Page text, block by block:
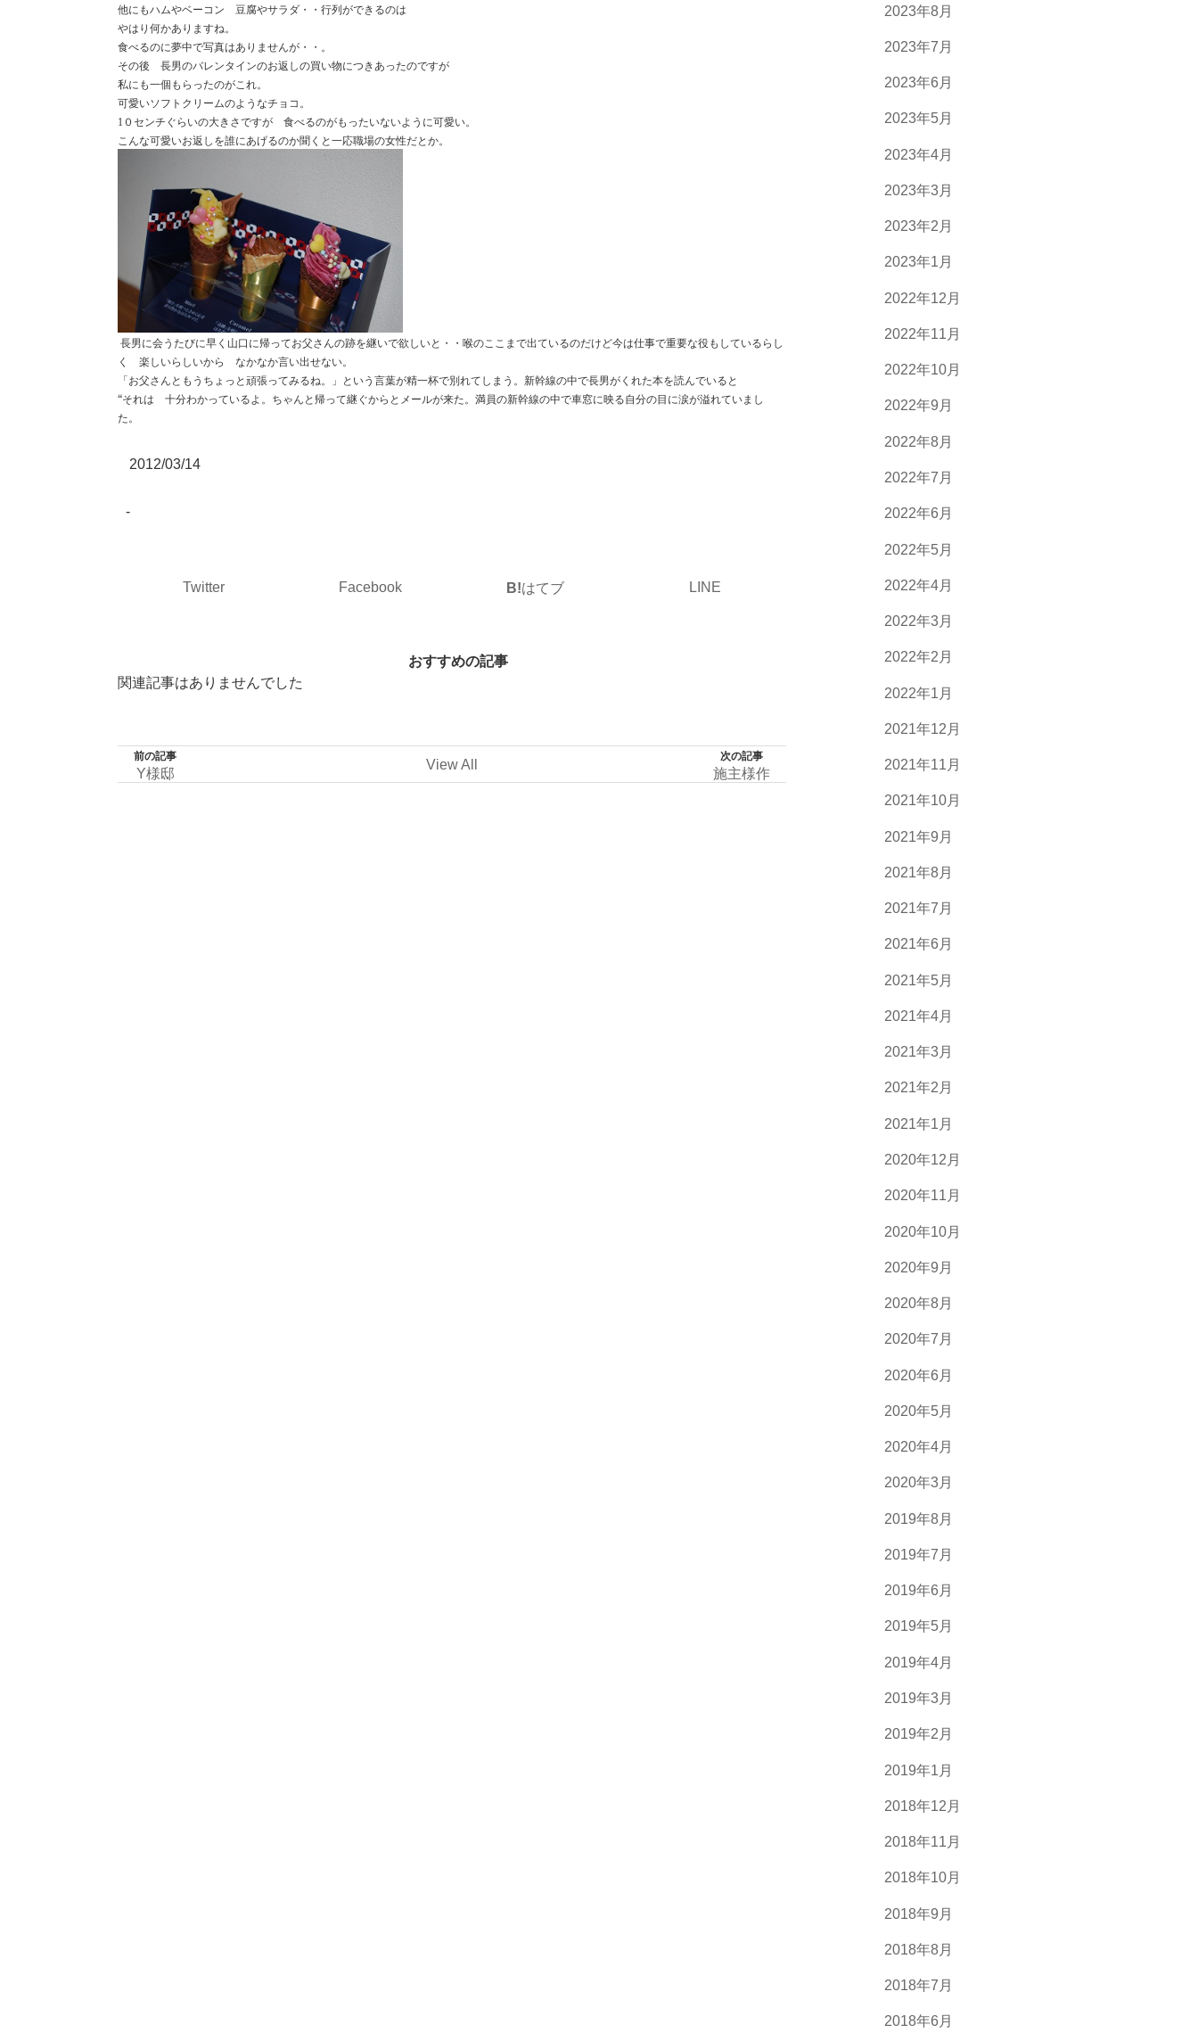
他にもハムやベーコン 豆腐やサラダ・・行列ができるのは
やはり何かありますね。
食べるのに夢中で写真はありませんが・・。
その後 長男のバレンタインのお返しの買い物につきあったのですが
私にも一個もらったのがこれ。
可愛いソフトクリームのようなチョコ。
1 ０センチぐらいの大きさですが 食べるのがもったいないように可愛い。
こんな可愛いお返しを誰にあげるのか聞くと一応職場の女性だとか。
長男に会うたびに早く山口に帰ってお父さんの跡を継いで欲しいと・・喉のここまで出ているのだけど今は仕事で重要な役もしているらし
く 楽しいらしいから なかなか言い出せない。
「お父さんともうちょっと頑張ってみるね。」という言葉が精一杯で別れてしまう。 新幹線の中で長男がくれた本を読んでいると
“それは 十分わかっているよ。ちゃんと帰って継ぐからとメールが来た。 満員の新幹線の中で車窓に映る自分の目に涙が溢れていまし
た。
2012/03/14
-
Twitter Facebook B!はてブ LINE
おすすめの記事
関連記事はありませんでした
前の記事
Y様邸
View All
次の記事
施主様作
2023年8月
2023年7月
2023年6月
2023年5月
2023年4月
2023年3月
2023年2月
2023年1月
2022年12月
2022年11月
2022年10月
2022年9月
2022年8月
2022年7月
2022年6月
2022年5月
2022年4月
2022年3月
2022年2月
2022年1月
2021年12月
2021年11月
2021年10月
2021年9月
2021年8月
2021年7月
2021年6月
2021年5月
2021年4月
2021年3月
2021年2月
2021年1月
2020年12月
2020年11月
2020年10月
2020年9月
2020年8月
2020年7月
2020年6月
2020年5月
2020年4月
2020年3月
2019年8月
2019年7月
2019年6月
2019年5月
2019年4月
2019年3月
2019年2月
2019年1月
2018年12月
2018年11月
2018年10月
2018年9月
2018年8月
2018年7月
2018年6月